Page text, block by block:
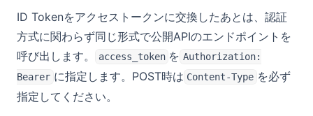
ID Tokenをアクセストークンに交換したあとは、認証
方式に関わらず同じ形式で公開APIのエンドポイントを
呼び出します。
access_token を Authorization:
Bearer に指定します。POST時は Content-Type を必ず
指定してください。